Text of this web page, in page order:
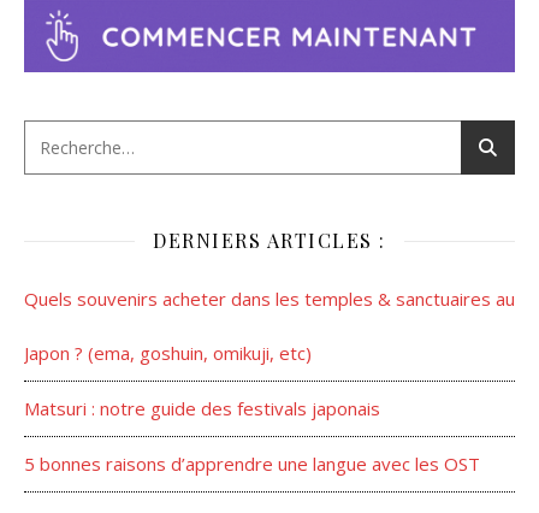
DERNIERS ARTICLES :
Quels souvenirs acheter dans les temples & sanctuaires au
Japon ? (ema, goshuin, omikuji, etc)
Matsuri : notre guide des festivals japonais
5 bonnes raisons d’apprendre une langue avec les OST